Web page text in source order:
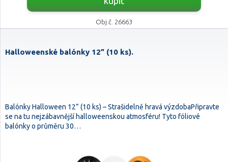
Obj.č. 26663
Halloweenské balónky 12” (10 ks).
Balónky Halloween 12” (10 ks) – Strašidelně hravá výzdobaPřipravte
se na tu nejzábavnější halloweenskou atmosféru! Tyto fóliové
balónky o průměru 30…